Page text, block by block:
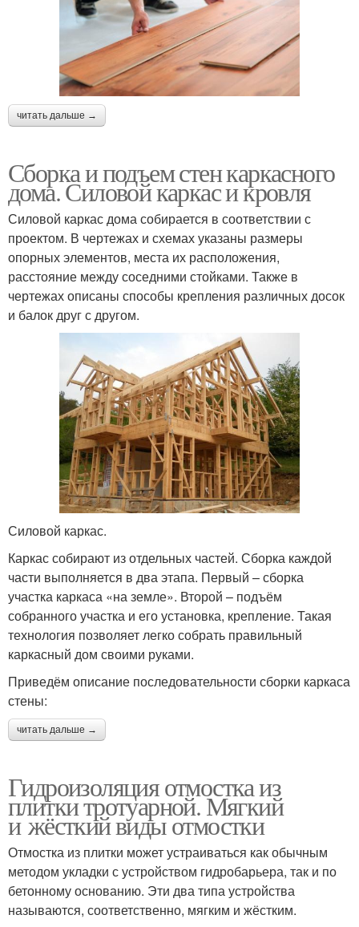
читать дальше →
Сборка и подъем стен каркасного
дома. Силовой каркас и кровля
Силовой каркас дома собирается в соответствии с
проектом. В чертежах и схемах указаны размеры
опорных элементов, места их расположения,
расстояние между соседними стойками. Также в
чертежах описаны способы крепления различных досок
и балок друг с другом.
Силовой каркас.
Каркас собирают из отдельных частей. Сборка каждой
части выполняется в два этапа. Первый – сборка
участка каркаса «на земле». Второй – подъём
собранного участка и его установка, крепление. Такая
технология позволяет легко собрать правильный
каркасный дом своими руками.
Приведём описание последовательности сборки каркаса
стены:
читать дальше →
Гидроизоляция отмостка из
плитки тротуарной. Мягкий
и жёсткий виды отмостки
Отмостка из плитки может устраиваться как обычным
методом укладки с устройством гидробарьера, так и по
бетонному основанию. Эти два типа устройства
называются, соответственно, мягким и жёстким.